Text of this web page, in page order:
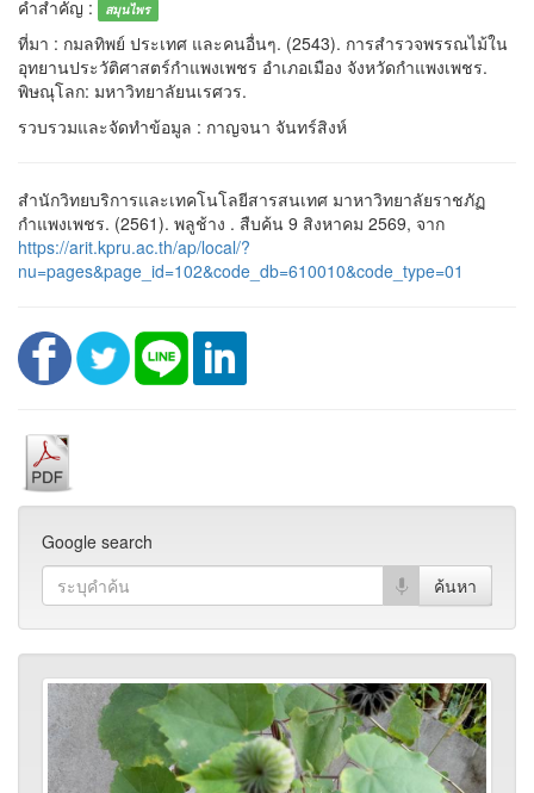
คำสำคัญ :
สมุนไพร
ที่มา : กมลทิพย์ ประเทศ และคนอื่นๆ. (2543). การสำรวจพรรณไม้ใน
อุทยานประวัติศาสตร์กำแพงเพชร อำเภอเมือง จังหวัดกำแพงเพชร.
พิษณุโลก: มหาวิทยาลัยนเรศวร.
รวบรวมและจัดทำข้อมูล : กาญจนา จันทร์สิงห์
สำนักวิทยบริการและเทคโนโลยีสารสนเทศ มาหาวิทยาลัยราชภัฏ
กำแพงเพชร. (2561). พลูช้าง . สืบค้น 9 สิงหาคม 2569, จาก
https://arit.kpru.ac.th/ap/local/?
nu=pages&page_id=102&code_db=610010&code_type=01
Google search